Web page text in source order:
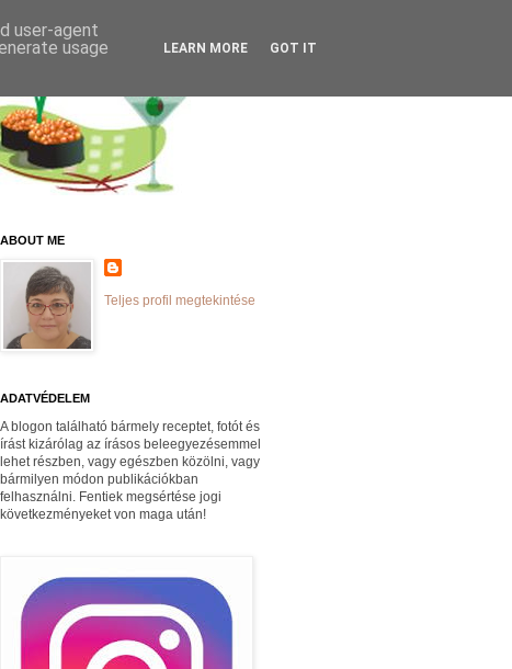
ABOUT ME
Teljes profil megtekintése
ADATVÉDELEM
A blogon található bármely receptet, fotót és
írást kizárólag az írásos beleegyezésemmel
lehet részben, vagy egészben közölni, vagy
bármilyen módon publikációkban
felhasználni. Fentiek megsértése jogi
következményeket von maga után!
user-agent
usage
LEARN MORE GOT IT